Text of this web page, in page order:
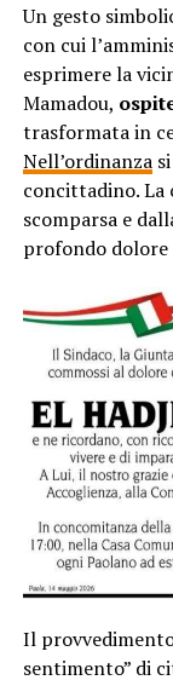
Un gesto
con cui
esprimere la
Mamadou,
trasformata in
Nell’ordinanzasi
concittadino.
scomparsa e
profondo dolore
Il
sentimento” di